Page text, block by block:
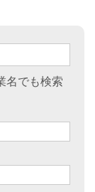
名でも検索